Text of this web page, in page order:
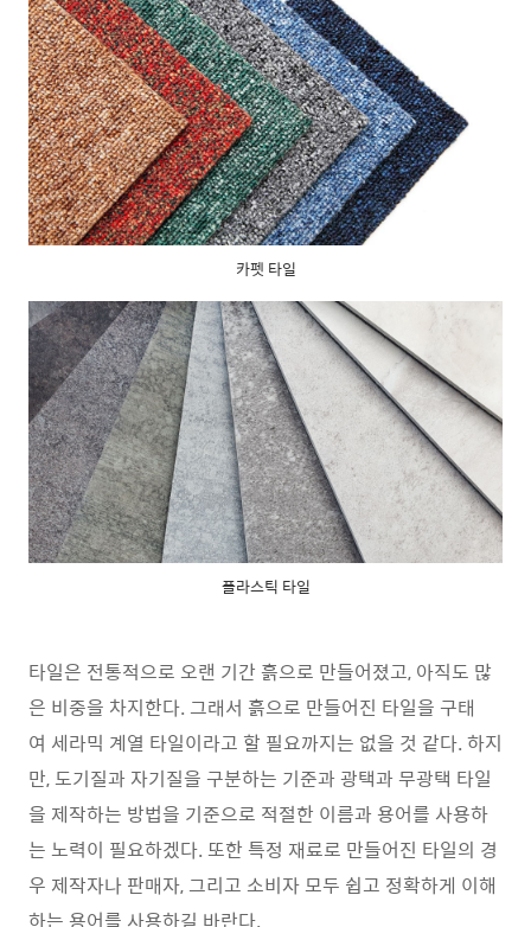
카펫 타일
플라스틱 타일
타일은 전통적으로 오랜 기간 흙으로 만들어졌고, 아직도 많
은 비중을 차지한다. 그래서 흙으로 만들어진 타일을 구태
여 세라믹 계열 타일이라고 할 필요까지는 없을 것 같다. 하지
만, 도기질과 자기질을 구분하는 기준과 광택과 무광택 타일
을 제작하는 방법을 기준으로 적절한 이름과 용어를 사용하
는 노력이 필요하겠다. 또한 특정 재료로 만들어진 타일의 경
우 제작자나 판매자, 그리고 소비자 모두 쉽고 정확하게 이해
하는 용어를 사용하길 바란다.